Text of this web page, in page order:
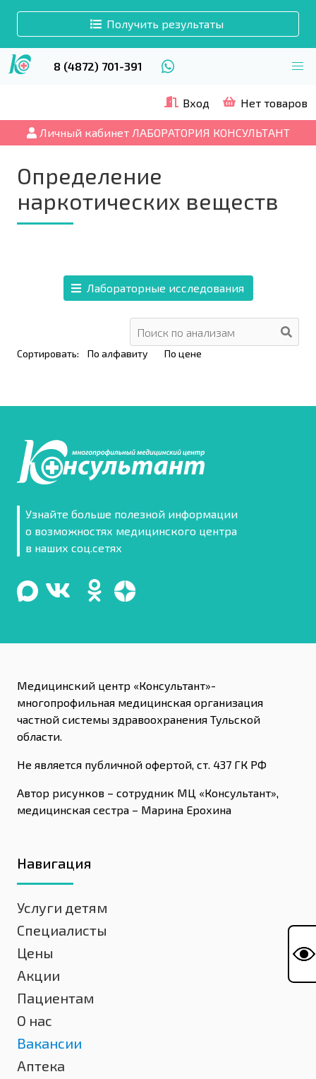
Получить результаты
8 (4872) 701-391
Вход Нет товаров
Личный кабинет ЛАБОРАТОРИЯ КОНСУЛЬТАНТ
Определение
наркотических веществ
Лабораторные исследования
Сортировать: По алфавиту По цене
Узнайте больше полезной информации
о возможностях медицинского центра
в наших соц.сетях
Медицинский центр «Консультант»-
многопрофильная медицинская организация
частной системы здравоохранения Тульской
области.
Не является публичной офертой, ст. 437 ГК РФ
Автор рисунков – сотрудник МЦ «Консультант»,
медицинская сестра – Марина Ерохина
Навигация
Услуги детям
Специалисты
Цены
Акции
Пациентам
О нас
Вакансии
Аптека